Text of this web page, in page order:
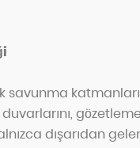
dışarıdan